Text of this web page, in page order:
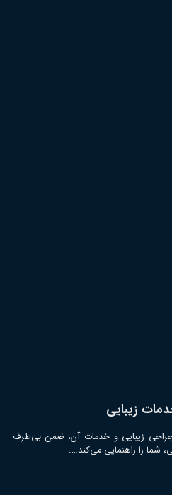
زیبایی
زیبایی و خدمات آن، ضمن بی‌طرف
شما را راهنمایی می‌کند….